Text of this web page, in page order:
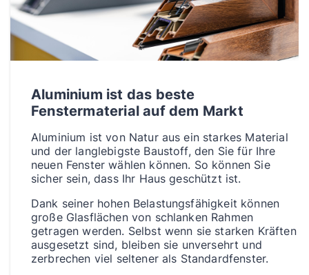
Aluminium ist das beste
Fenstermaterial auf dem Markt
Aluminium ist von Natur aus ein starkes Material
und der langlebigste Baustoff, den Sie für Ihre
neuen Fenster wählen können. So können Sie
sicher sein, dass Ihr Haus geschützt ist.
Dank seiner hohen Belastungsfähigkeit können
große Glasflächen von schlanken Rahmen
getragen werden. Selbst wenn sie starken Kräften
ausgesetzt sind, bleiben sie unversehrt und
zerbrechen viel seltener als Standardfenster.